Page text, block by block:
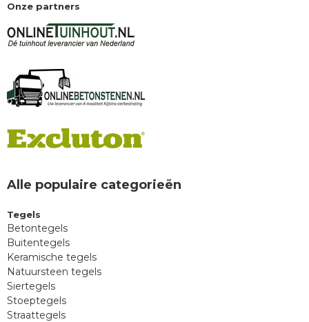
Onze partners
Alle populaire categorieën
Tegels
Betontegels
Buitentegels
Keramische tegels
Natuursteen tegels
Siertegels
Stoeptegels
Straattegels